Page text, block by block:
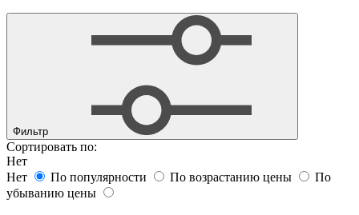
Фильтр
Сортировать по:
Нет
Нет
По популярности По возрастанию цены
По
убыванию цены